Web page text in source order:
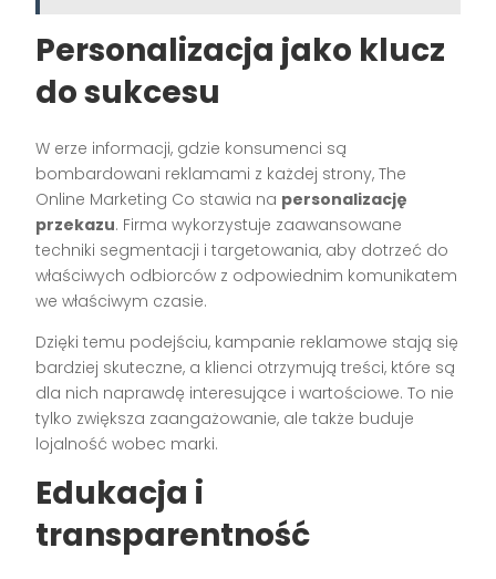
Personalizacja jako klucz
do sukcesu
W erze informacji, gdzie konsumenci są
bombardowani reklamami z każdej strony, The
Online Marketing Co stawia na personalizację
przekazu. Firma wykorzystuje zaawansowane
techniki segmentacji i targetowania, aby dotrzeć do
właściwych odbiorców z odpowiednim komunikatem
we właściwym czasie.
Dzięki temu podejściu, kampanie reklamowe stają się
bardziej skuteczne, a klienci otrzymują treści, które są
dla nich naprawdę interesujące i wartościowe. To nie
tylko zwiększa zaangażowanie, ale także buduje
lojalność wobec marki.
Edukacja i
transparentność